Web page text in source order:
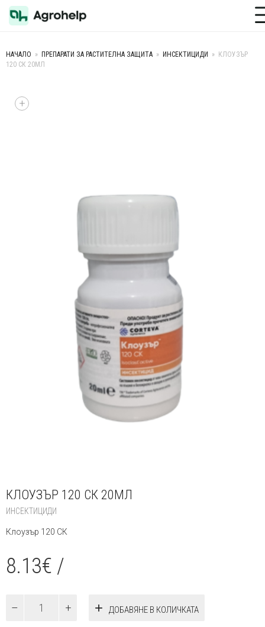
Toggle
НАЧАЛО » ПРЕПАРАТИ ЗА РАСТИТЕЛНА ЗАЩИТА » ИНСЕКТИЦИДИ » КЛОУЗЪР
120 СК 20МЛ
+
КЛОУЗЪР 120 СК 20МЛ
ИНСЕКТИЦИДИ
Клоузър 120 СК
8.13€ /
ДОБАВЯНЕ В КОЛИЧКАТА